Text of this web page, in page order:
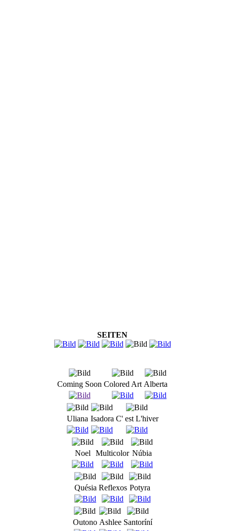
SEITEN
Coming Soon Colored Art Alberta
Uliana Isadora C' est L'hiver
Noel Multicolor Núbia
Quésia Reflexos Potyra
Outono Ashlee Santoríní